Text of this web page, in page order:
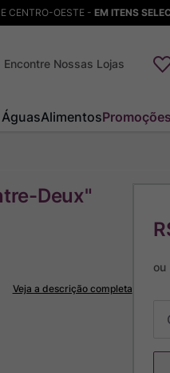
CENTRO-OESTE - EM ITENS
Encontre Nossas Lojas
AlimentosPromoções
Deux"
Veja a descrição completa
ou